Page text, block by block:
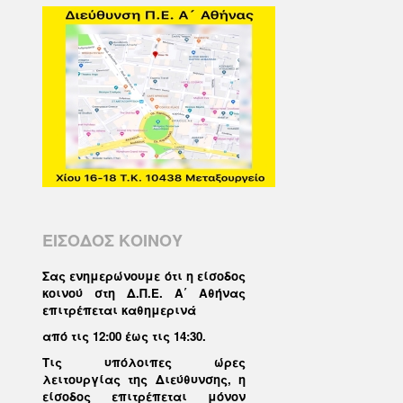
ΕΙΣΟΔΟΣ ΚΟΙΝΟΥ
Σας ενημερώνουμε ότι η είσοδος
κοινού στη Δ.Π.Ε. Α΄ Αθήνας
επιτρέπεται καθημερινά
από τις 12:00 έως τις 14:30.
Τις υπόλοιπες ώρες
λειτουργίας της Διεύθυνσης, η
είσοδος επιτρέπεται μόνον